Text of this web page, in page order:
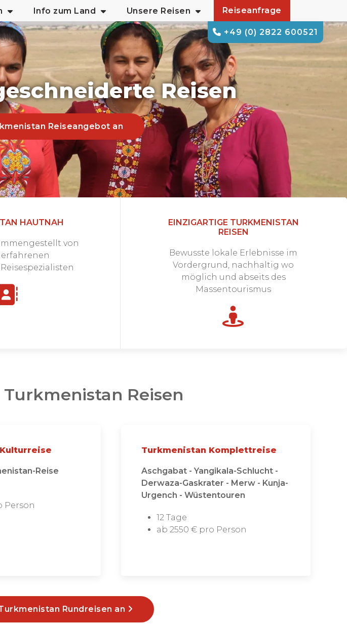
+49 (0) 2822 600521
Info zum Land Unsere Reisen Reiseanfrage
Reisen
Reiseangebot an
HAUTNAH
von
EINZIGARTIGE TURKMENISTAN
REISEN
Bewusste lokale Erlebnisse im
Vordergrund, nachhaltig wo
möglich und abseits des
Massentourismus
Reisen
Reise
Person
Turkmenistan Komplettreise
Aschgabat - Yangikala-Schlucht -
Derwaza-Gaskrater - Merw - Kunja-
Urgench - Wüstentouren
12 Tage
ab 2550 € pro Person
Rundreisen an